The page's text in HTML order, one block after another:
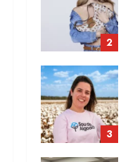
2
3